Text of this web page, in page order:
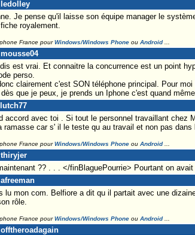
ledolley
Je pense qu'il laisse son équipe manager le
royalement.
France pourWindows/Windows Phoneou Android...
est vrai. Et connaitre la concurrence est un point
perso.
clairement c'est SON téléphone principal. Pour
que je peux, je prends un Iphone c'est quand
accord avec toi . Si tout le personnel travaillant chez
ramasse car s' il le teste qu au travail et non pas dans
France pourWindows/Windows Phoneou Android...
thiryjer
?? . . . </finBlaguePourrie> Pourtant on
lu mon com. Belfiore a dit qu il partait avec une
rôle.
France pourWindows/Windows Phoneou Android...
offtheroadagain